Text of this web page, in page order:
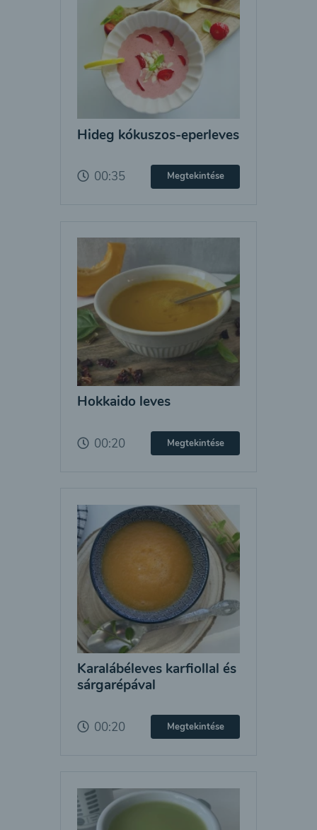
Hideg kókuszos-eperleves
00:35 Megtekintése
Hokkaido leves
00:20 Megtekintése
Karalábéleves karfiollal és
sárgarépával
00:20 Megtekintése